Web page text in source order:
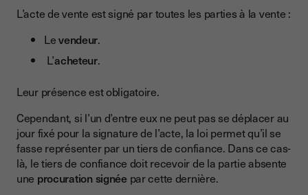
L’acte de vente est signé par toutes les parties à la vente :
Levendeur.
L’acheteur.
Leur présence est obligatoire.
Cependant, si l’un d’entre eux ne peut pas se déplacer au
jour fixé pour la signature de l’acte, la loi permet qu’il se
fasse représenter par un tiers de confiance. Dans ce cas-
là, le tiers de confiance doit recevoir de la partie absente
une procuration signéepar cette dernière.